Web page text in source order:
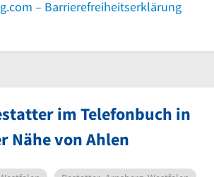
– Barrierefreiheitserklärung
im Telefonbuch in
Nähe von Ahlen